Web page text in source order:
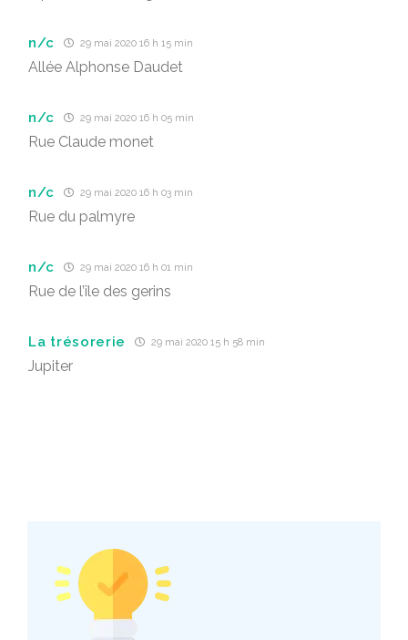
n/c 29 mai 2020 16 h 15 min
Allée Alphonse Daudet
n/c 29 mai 2020 16 h 05 min
Rue Claude monet
n/c 29 mai 2020 16 h 03 min
Rue du palmyre
n/c 29 mai 2020 16 h 01 min
Rue de l’île des gerins
La trésorerie 29 mai 2020 15 h 58 min
Jupiter